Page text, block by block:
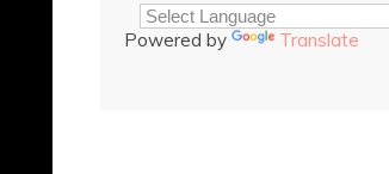
Powered by Translate